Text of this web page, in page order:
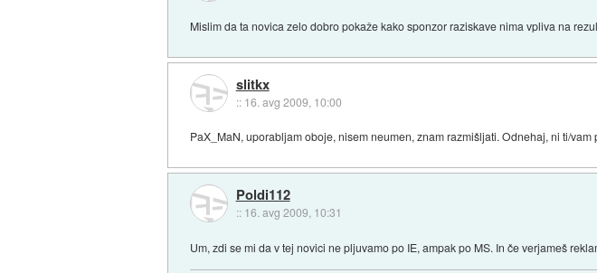
Mislim da ta novica zelo dobro pokaže kako sponzor raziskave nima vpliva na
slitkx
:: 16. avg 2009, 10:00
PaX_MaN, uporabljam oboje, nisem neumen, znam razmišljati. Odnehaj, ni ti/
Poldi112
:: 16. avg 2009, 10:31
Um, zdi se mi da v tej novici ne pljuvamo po IE, ampak po MS. In če verjameš